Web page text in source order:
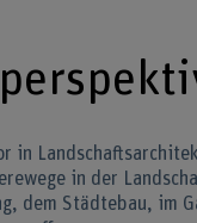
in
in der
dem Städtebau, im